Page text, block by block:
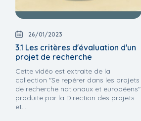
26/01/2023
3.1 Les critères d'évaluation d'un
projet de recherche
Cette vidéo est extraite de la
collection "Se repérer dans les projets
de recherche nationaux et européens"
produite par la Direction des projets
et...